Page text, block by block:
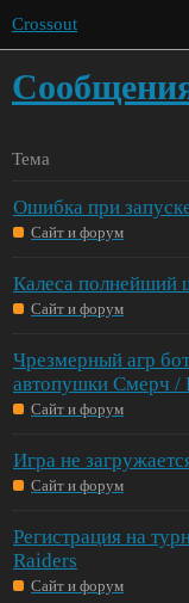
Crossout
Тема
Ошибка при
Сайт и форум
Калеса полнейший
Сайт и форум
Чрезмерный агр
автопушки Смерч /
Сайт и форум
Игра не
Сайт и форум
Регистрация на
Raiders
Сайт и форум